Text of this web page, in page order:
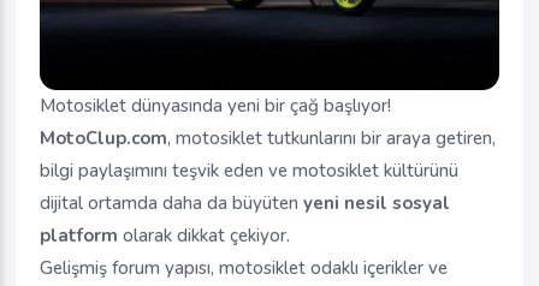
Motosiklet dünyasında yeni bir çağ başlıyor!
MotoClup.com, motosiklet tutkunlarını bir araya getiren,
bilgi paylaşımını teşvik eden ve motosiklet kültürünü
dijital ortamda daha da büyütenyeni nesil sosyal
platform olarak dikkat çekiyor.
Gelişmiş forum yapısı, motosiklet odaklı içerikler ve